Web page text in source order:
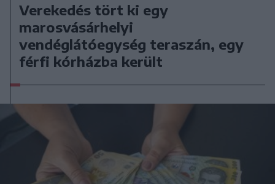
Verekedés tört ki egy
marosvásárhelyi
vendéglátóegység teraszán, egy
férfi kórházba került